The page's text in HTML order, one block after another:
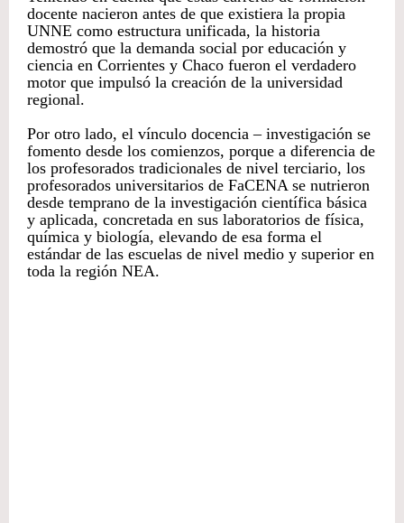
docente nacieron antes de que existiera la propia
UNNE como estructura unificada, la historia
demostró que la demanda social por educación y
ciencia en Corrientes y Chaco fueron el verdadero
motor que impulsó la creación de la universidad
regional.
Por otro lado, el vínculo docencia – investigación se
fomento desde los comienzos, porque a diferencia de
los profesorados tradicionales de nivel terciario, los
profesorados universitarios de FaCENA se nutrieron
desde temprano de la investigación científica básica
y aplicada, concretada en sus laboratorios de física,
química y biología, elevando de esa forma el
estándar de las escuelas de nivel medio y superior en
toda la región NEA.